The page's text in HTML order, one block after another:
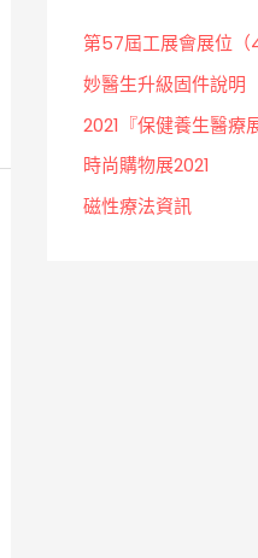
第57屆工展會展位（
妙醫生升級固件說明
2021『保健養生醫療
時尚購物展2021
磁性療法資訊